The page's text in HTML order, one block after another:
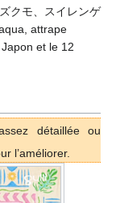
クモ、スイレンゲ
attrape
et le 12
détaillée ou
l’améliorer.